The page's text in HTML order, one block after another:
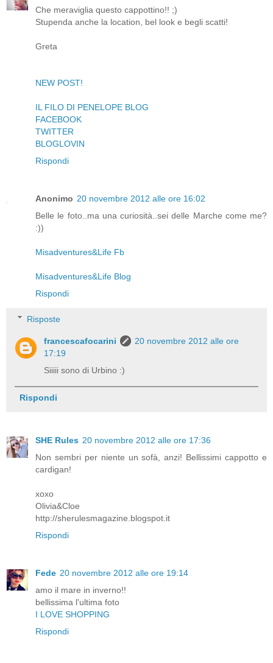
Che meraviglia questo cappottino!! ;)
Stupenda anche la location, bel look e begli scatti!
Greta
NEW POST!
IL FILO DI PENELOPE BLOG
FACEBOOK
TWITTER
BLOGLOVIN
Rispondi
Anonimo 20 novembre 2012 alle ore 16:02
Belle le foto..ma una curiosità..sei delle Marche come me?
:))
Misadventures&Life Fb
Misadventures&Life Blog
Rispondi
Risposte
francescafocarini
20 novembre 2012 alle ore
17:19
Siiiii sono di Urbino :)
Rispondi
SHE Rules 20 novembre 2012 alle ore 17:36
Non sembri per niente un sofà, anzi! Bellissimi cappotto e
cardigan!
xoxo
Olivia&Cloe
http://sherulesmagazine.blogspot.it
Rispondi
Fede 20 novembre 2012 alle ore 19:14
amo il mare in inverno!!
bellissima l'ultima foto
I LOVE SHOPPING
Rispondi